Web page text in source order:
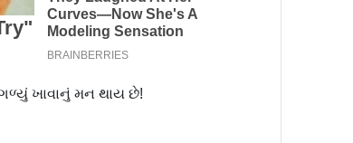
ખાવાનું મન થાય છે!